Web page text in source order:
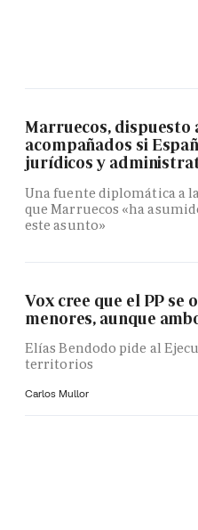
Marruecos, dispuesto
acompañados si
jurídicos y
Una fuente diplomática a
que Marruecos «ha
este asunto»
Vox cree que el PP se
menores, aunque
Elías Bendodo pide al
territorios
Carlos Mullor